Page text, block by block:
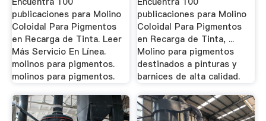
publicaciones para Molino
Coloidal Para Pigmentos
en Recarga de Tinta. Leer
Más Servicio En Línea.
molinos para pigmentos.
molinos para pigmentos.
publicaciones para Molino
Coloidal Para Pigmentos
en Recarga de Tinta, ...
Molino para pigmentos
destinados a pinturas y
barnices de alta calidad.